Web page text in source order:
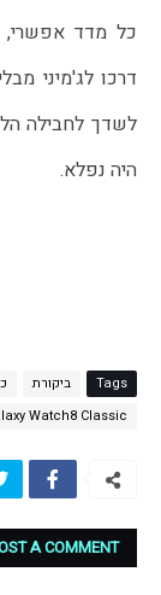
היה נפלא.
Tags ביקורת
Watch8 Classic
A COMMENT